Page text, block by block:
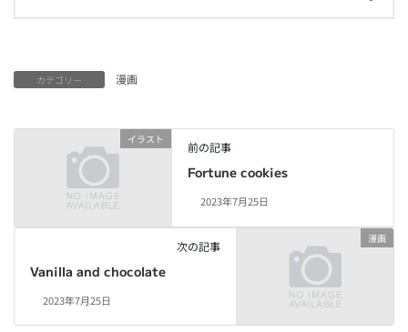
カテゴリー 漫画
イラスト
前の記事
Fortune cookies
2023年7月25日
漫画
次の記事
Vanilla and chocolate
2023年7月25日